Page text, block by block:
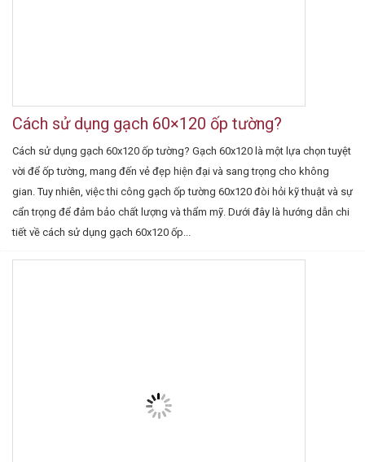
Cách sử dụng gạch 60×120 ốp tường?
Cách sử dụng gạch 60x120 ốp tường? Gạch 60x120 là một lựa chọn tuyệt
vời để ốp tường, mang đến vẻ đẹp hiện đại và sang trọng cho không
gian. Tuy nhiên, việc thi công gạch ốp tường 60x120 đòi hỏi kỹ thuật và sự
cẩn trọng để đảm bảo chất lượng và thẩm mỹ. Dưới đây là hướng dẫn chi
tiết về cách sử dụng gạch 60x120 ốp...